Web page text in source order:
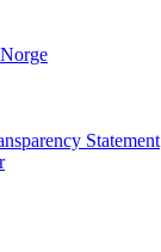
Statement